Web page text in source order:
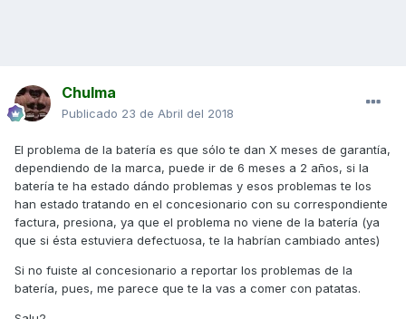
Chulma
Publicado 23 de Abril del 2018
El problema de la batería es que sólo te dan X meses de garantía,
dependiendo de la marca, puede ir de 6 meses a 2 años, si la
batería te ha estado dándo problemas y esos problemas te los
han estado tratando en el concesionario con su correspondiente
factura, presiona, ya que el problema no viene de la batería (ya
que si ésta estuviera defectuosa, te la habrían cambiado antes)
Si no fuiste al concesionario a reportar los problemas de la
batería, pues, me parece que te la vas a comer con patatas.